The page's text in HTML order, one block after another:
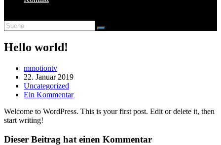
Hello world!
Beitrags-
Autor:
mmotiontv
Beitrag
veröffentlicht:
22. Januar 2019
Beitrags-
Kategorie:
Uncategorized
Beitrags-
Ein Kommentar
Welcome to WordPress. This is your first post. Edit or delete it, then
start writing!
Dieser Beitrag hat einen Kommentar